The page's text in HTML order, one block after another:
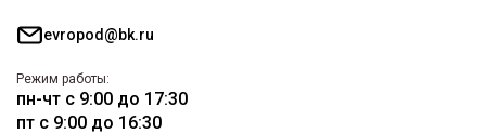
evropod@bk.ru
Режим работы:
пн-чт с 9:00 до 17:30
пт с 9:00 до 16:30